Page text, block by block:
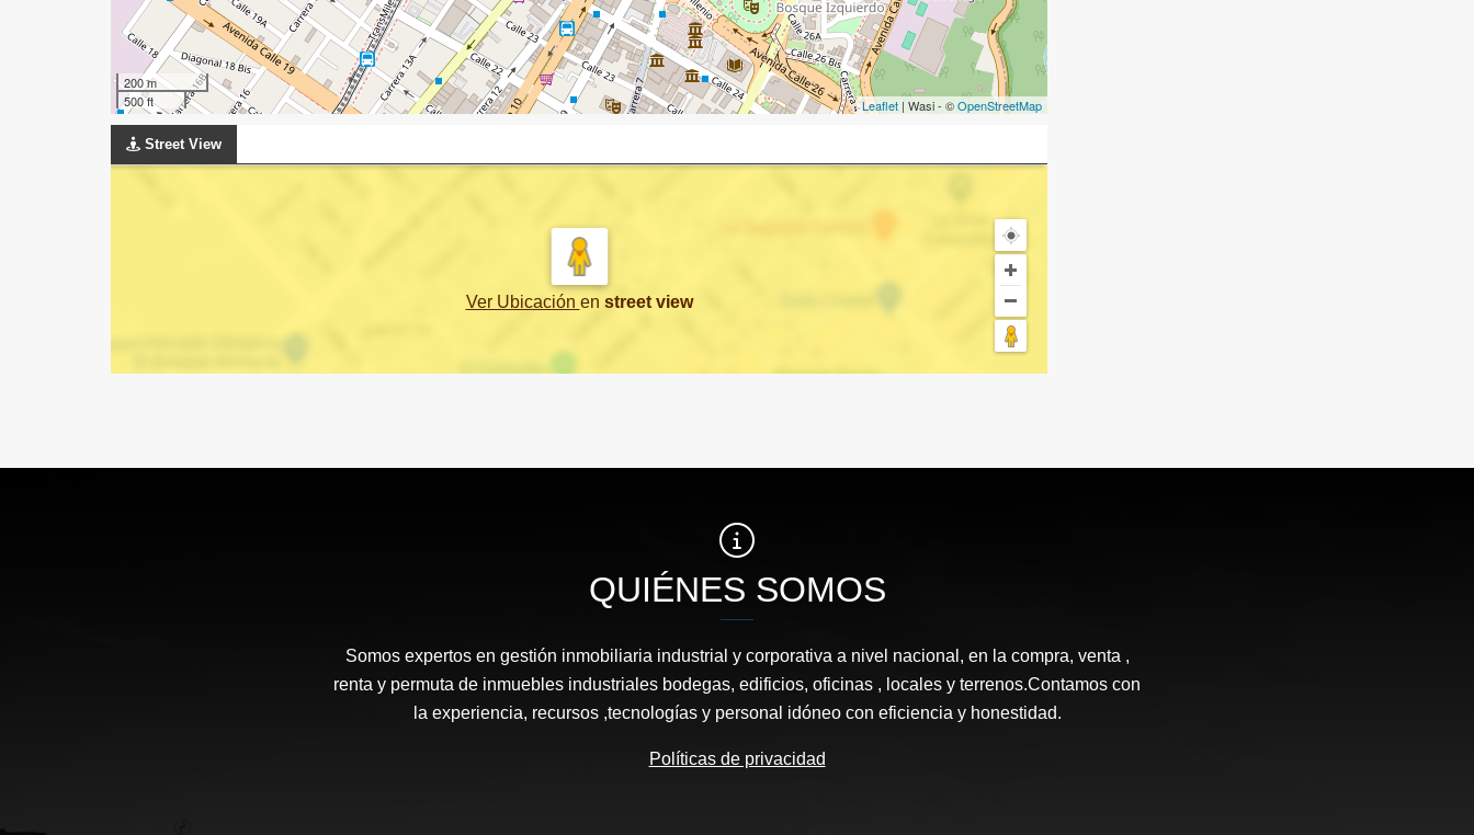
200 m
500 ft
Leaflet | Wasi - ©OpenStreetMap
Street View
Ver Ubicación en street view
QUIÉNES SOMOS
Somos expertos en gestión inmobiliaria industrial y corporativa a nivel nacional, en la compra, venta ,
renta y permuta de inmuebles industriales bodegas, edificios, oficinas , locales y terrenos.Contamos con
la experiencia, recursos ,tecnologías y personal idóneo con eficiencia y honestidad.
Políticas de privacidad